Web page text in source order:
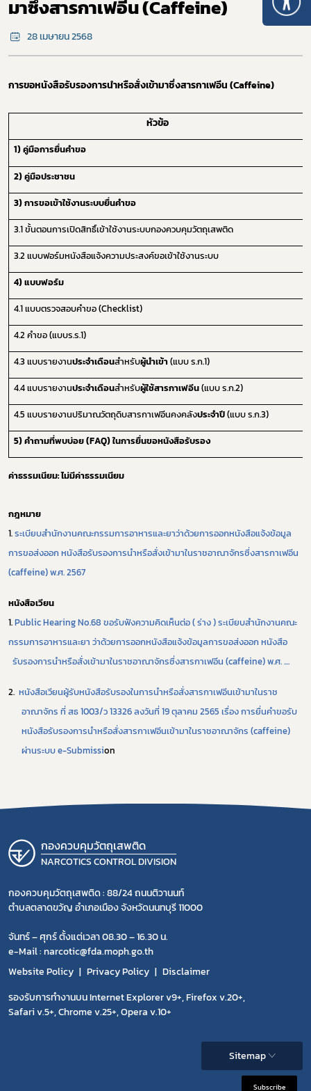
มาซึ่งสารกาเฟอีน (Caffeine)
28 เมษายน 2568
การขอหนังสือรับรองการนำหรือสั่งเข้ามาซึ่งสารกาเฟอีน (Caffeine)
หัวข้อ
1) คู่มือการยื่นคำขอ
2) คู่มือประชาชน
3)การขอเข้าใช้งานระบบยื่นคำขอ
3.1 ขั้นตอนการเปิดสิทธิ์เข้าใช้งานระบบกองควบคุมวัตถุเสพติด
3.2 แบบฟอร์มหนังสือแจ้งความประสงค์ขอเข้าใช้งานระบบ
4) แบบฟอร์ม
4.1แบบตรวจสอบคำขอ (Checklist)
4.2 คำขอ(แบบร.ร.1)
4.3 แบบรายงานประจำเดือนสำหรับผู้นำเข้า(แบบ ร.ก.1)
4.4 แบบรายงานประจำเดือนสำหรับผู้ใช้สารกาเฟอีน(แบบ ร.ก.2)
4.5 แบบรายงานปริมาณวัตถุดิบสารกาเฟอีนคงคลังประจำปี(แบบ ร.ก.3)
5) คำถามที่พบบ่อย (FAQ)ในการยื่นขอหนังสือรับรอง
ค่าธรรมเนียม:ไม่มีค่าธรรมเนียม
กฎหมาย
1.ระเบียบสำนักงานคณะกรรมการอาหารและยาว่าด้วยการออกหนังสือแจ้งข้อมูล
การขอส่งออก หนังสือรับรองการนำหรือสั่งเข้ามาในราชอาณาจักรซึ่งสารกาเฟอีน
(caffeine)พ.ศ. 2567
หนังสือเวียน
1.Public Hearing No.68 ขอรับฟังความคิดเห็นต่อ ( ร่าง ) ระเบียบสำนักงานคณะ
กรรมการอาหารและยา ว่าด้วยการออกหนังสือแจ้งข้อมูลการขอส่งออก หนังสือ
รับรองการนำหรือสั่งเข้ามาในราชอาณาจักรซึ่งสารกาเฟอีน (caffeine)พ.ศ. ....
2. หนังสือเวียนผู้รับหนังสือรับรองในการนำหรือสั่งสารกาเฟอีนเข้ามาในราช
อาณาจักร ที่ สธ1003/ว13326ลงวันที่19ตุลาคม 2565 เรื่อง การยื่นคำขอรับ
หนังสือรับรองการนำหรือสั่งสารกาเฟอีนเข้ามาในราชอาณาจักร (caffeine)
ผ่านระบบe-Submission
กองควบคุมวัตถุเสพติด
NARCOTICS CONTROL DIVISION
กองควบคุมวัตถุเสพติด : 88/24 ถนนติวานนท์
ตำบลตลาดขวัญ อำเภอเมือง จังหวัดนนทบุรี 11000
จันทร์ – ศุกร์ ตั้งแต่เวลา 08.30 – 16.30 น.
e-Mail : narcotic@fda.moph.go.th
Website Policy
Privacy Policy
Disclaimer
รองรับการทำงานบน Internet Explorer v9+, Firefox v.20+,
Safari v.5+, Chrome v.25+, Opera v.10+
Sitemap
Subscribe
Subscribe
เลือกหัวข้อที่ท่านต้องการ Subscribe
กฎหมาย
การขออนุญาต